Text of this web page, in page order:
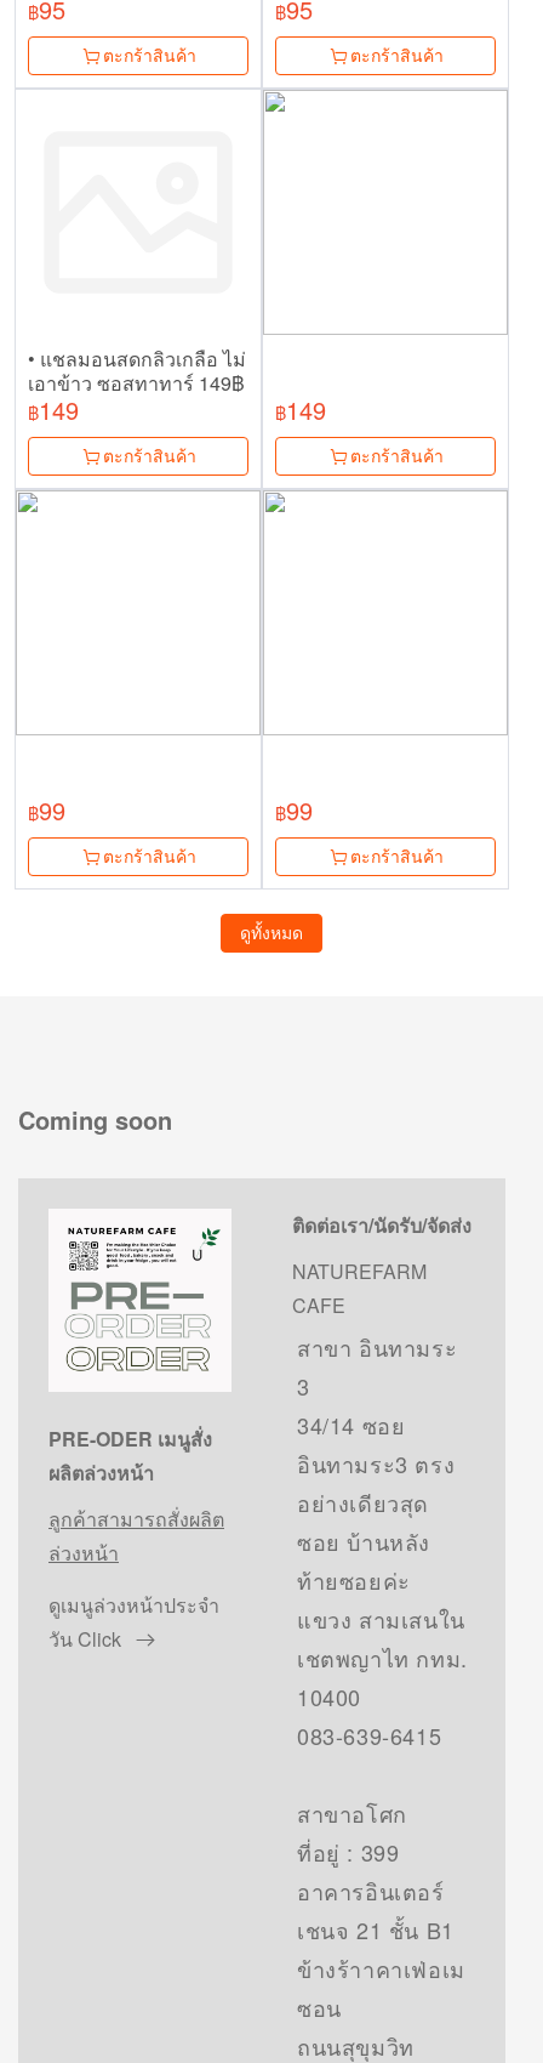
฿95
ตะกร้าสินค้า
฿95
ตะกร้าสินค้า
• แชลมอนสดกลิวเกลือ ไม่
เอาข้าว ซอสทาทาร์ 149฿
฿149
ตะกร้าสินค้า
฿149
ตะกร้าสินค้า
฿99
ตะกร้าสินค้า
฿99
ตะกร้าสินค้า
ดูทั้งหมด
Coming soon
PRE-ODER เมนูสั่ง
ผลิตล่วงหน้า
ลูกค้าสามารถสั่งผลิต
ล่วงหน้า
ดูเมนูล่วงหน้าประจำ
วัน Click
ติดต่อเรา/นัดรับ/จัดส่ง
NATUREFARM
CAFE
สาขา อินทามระ
3
34/14 ซอย
อินทามระ3 ตรง
อย่างเดียวสุด
ซอย บ้านหลัง
ท้ายซอยค่ะ
แขวง สามเสนใน
เชตพญาไท กทม.
10400
083-639-6415
สาขาอโศก
ที่อยู่ : 399
อาคารอินเตอร์
เชนจ 21 ชั้น B1
ข้างร้าาคาเฟ่อเม
ซอน
ถนนสุขุมวิท